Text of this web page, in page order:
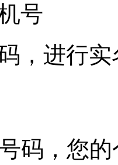
号
，进行
码，您